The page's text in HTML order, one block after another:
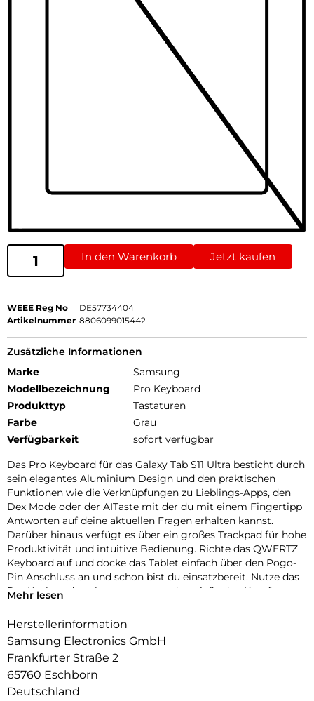
In den Warenkorb Jetzt kaufen
WEEE Reg No
DE57734404
Artikelnummer 8806099015442
Zusätzliche Informationen
Marke
Samsung
Modellbezeichnung
Pro Keyboard
Produkttyp
Tastaturen
Farbe
Grau
Verfügbarkeit
sofort verfügbar
Das Pro Keyboard für das Galaxy Tab S11 Ultra besticht durch
sein elegantes Aluminium Design und den praktischen
Funktionen wie die Verknüpfungen zu Lieblings-Apps, den
Dex Mode oder der AITaste mit der du mit einem Fingertipp
Antworten auf deine aktuellen Fragen erhalten kannst.
Darüber hinaus verfügt es über ein großes Trackpad für hohe
Produktivität und intuitive Bedienung. Richte das QWERTZ
Keyboard auf und docke das Tablet einfach über den Pogo-
Pin Anschluss an und schon bist du einsatzbereit. Nutze das
Pro Keyboard auch unterwegs und genieße den Komfort
Mehr lesen
Herstellerinformation
Samsung Electronics GmbH
Frankfurter Straße 2
65760 Eschborn
Deutschland